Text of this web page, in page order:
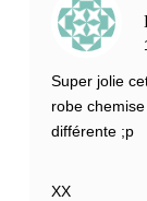
Super jolie
robe
différente ;p
XX